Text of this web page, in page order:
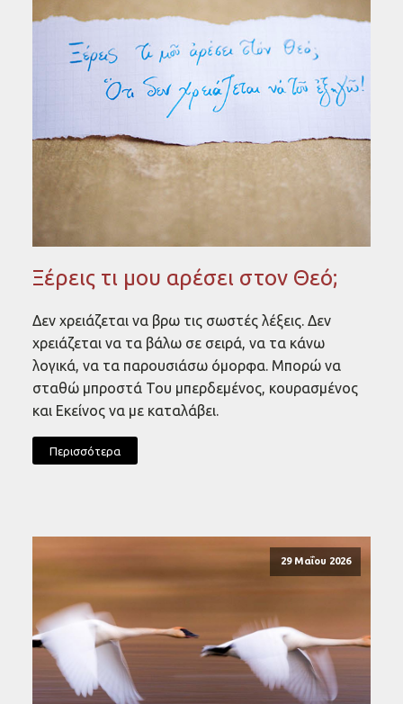
Ξέρεις τι μου αρέσει στον Θεό;
Δεν χρειάζεται να βρω τις σωστές λέξεις. Δεν
χρειάζεται να τα βάλω σε σειρά, να τα κάνω
λογικά, να τα παρουσιάσω όμορφα. Μπορώ να
σταθώ μπροστά Του μπερδεμένος, κουρασμένος
και Εκείνος να με καταλάβει.
Περισσότερα
29 Μαΐου 2026